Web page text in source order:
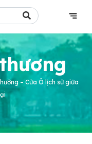
– Cửa Ô lịch sử giữa